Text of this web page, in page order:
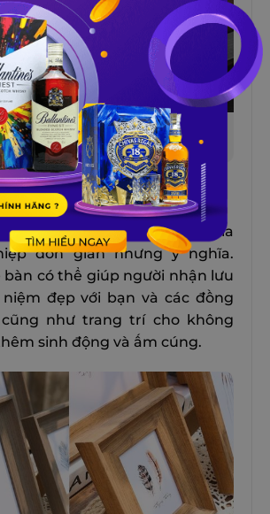
tốt là một món quà tặng chia
thanh lịch và tao nhã
Bàn
bànlà một món quà tặng chia
đơn giản nhưng ý nghĩa.
bàn có thể giúp người nhận lưu
đẹp với bạn và các đồng
như trang trí cho không
sinh động và ấm cúng.